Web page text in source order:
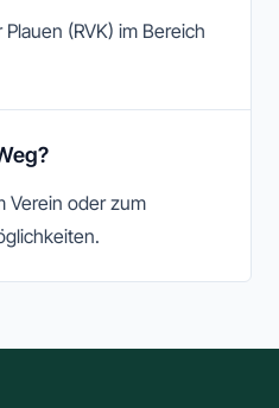
(RVK) im Bereich
Verein oder zum